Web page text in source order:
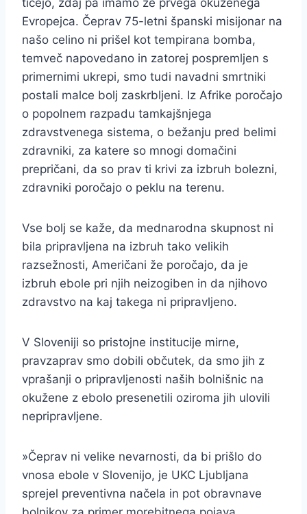
tičejo, zdaj pa imamo že prvega okuženega
Evropejca. Čeprav 75-letni španski misijonar na
našo celino ni prišel kot tempirana bomba,
temveč napovedano in zatorej pospremljen s
primernimi ukrepi, smo tudi navadni smrtniki
postali malce bolj zaskrbljeni. Iz Afrike poročajo
o popolnem razpadu tamkajšnjega
zdravstvenega sistema, o bežanju pred belimi
zdravniki, za katere so mnogi domačini
prepričani, da so prav ti krivi za izbruh bolezni,
zdravniki poročajo o peklu na terenu.
Vse bolj se kaže, da mednarodna skupnost ni
bila pripravljena na izbruh tako velikih
razsežnosti, Američani že poročajo, da je
izbruh ebole pri njih neizogiben in da njihovo
zdravstvo na kaj takega ni pripravljeno.
V Sloveniji so pristojne institucije mirne,
pravzaprav smo dobili občutek, da smo jih z
vprašanji o pripravljenosti naših bolnišnic na
okužene z ebolo presenetili oziroma jih ulovili
nepripravljene.
»Čeprav ni velike nevarnosti, da bi prišlo do
vnosa ebole v Slovenijo, je UKC Ljubljana
sprejel preventivna načela in pot obravnave